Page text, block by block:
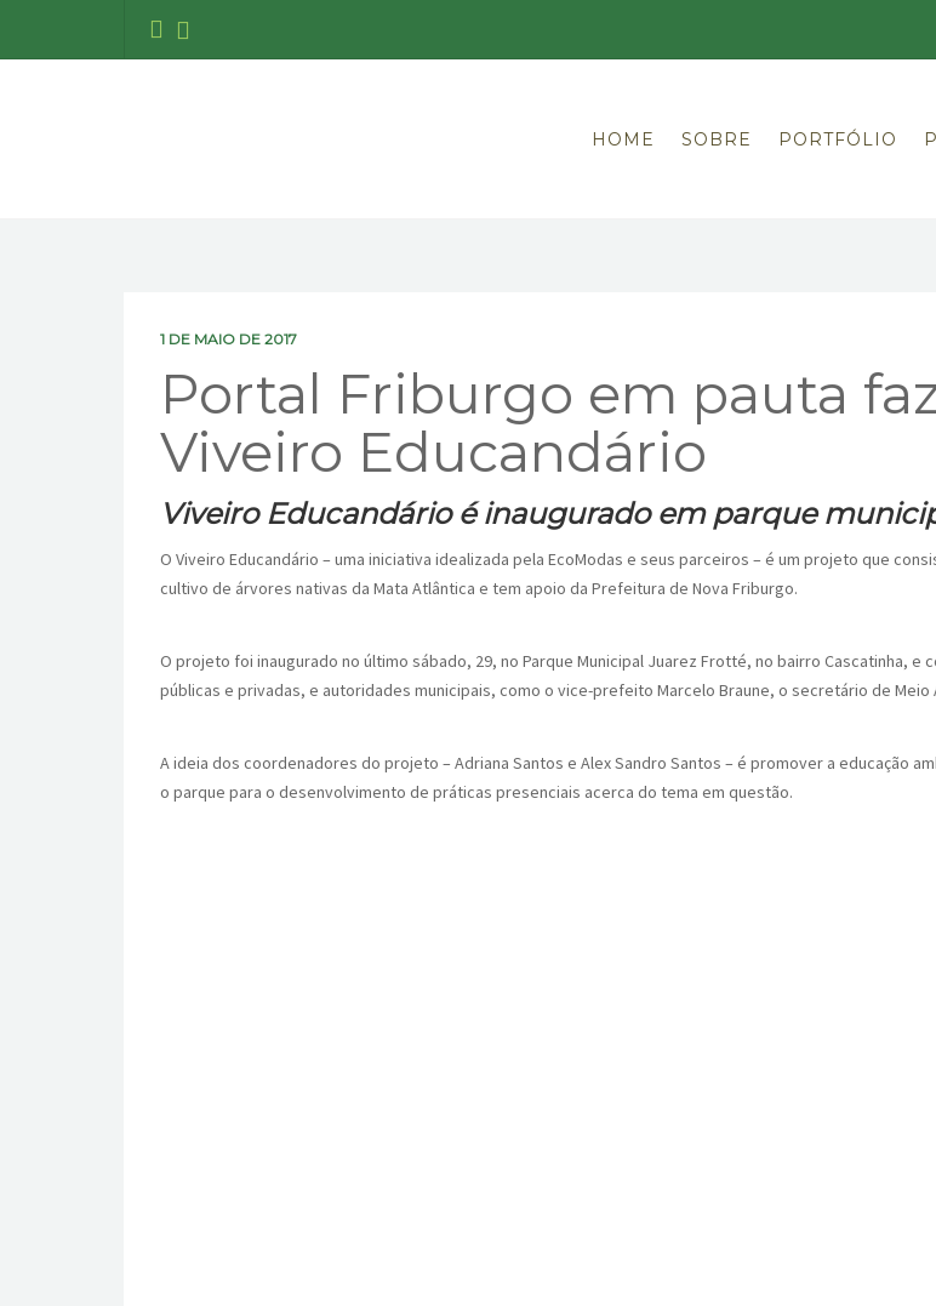
HOME SOBRE PORTFÓLIO
1 DE MAIO DE 2017
Portal Friburgo em pauta
Viveiro Educandário
Viveiro Educandário é inaugurado em parque
O Viveiro Educandário – uma iniciativa idealizada pela EcoModas e seus parceiros – é um projeto que
cultivo de árvores nativas da Mata Atlântica e tem apoio da Prefeitura de Nova Friburgo.
O projeto foi inaugurado no último sábado, 29, no Parque Municipal Juarez Frotté, no bairro Cascatinha,
públicas e privadas, e autoridades municipais, como o vice-prefeito Marcelo Braune, o secretário de
A ideia dos coordenadores do projeto – Adriana Santos e Alex Sandro Santos – é promover a educação
o parque para o desenvolvimento de práticas presenciais acerca do tema em questão.